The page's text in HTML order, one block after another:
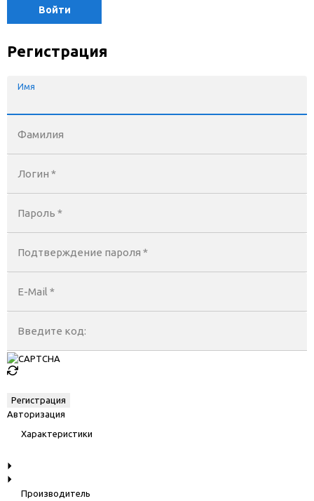
Войти
Регистрация
Имя
Фамилия
Логин *
Пароль *
Подтверждение пароля *
E-Mail *
Введите код:
Авторизация
Характеристики
Производитель